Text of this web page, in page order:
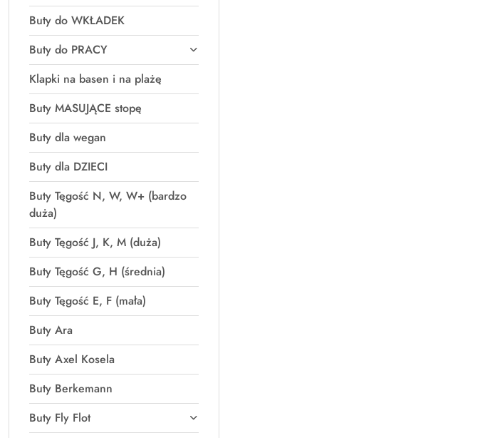
Buty do WKŁADEK
Buty do PRACY
Klapki na basen i na plażę
Buty MASUJĄCE stopę
Buty dla wegan
Buty dla DZIECI
Buty Tęgość N, W, W+ (bardzo
duża)
Buty Tęgość J, K, M (duża)
Buty Tęgość G, H (średnia)
Buty Tęgość E, F (mała)
Buty Ara
Buty Axel Kosela
Buty Berkemann
Buty Fly Flot